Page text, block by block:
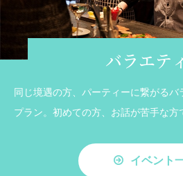
バラエテ
同じ境遇の方、パーティーに繋がる
プラン。初めての方、お話が苦手な方
イベント